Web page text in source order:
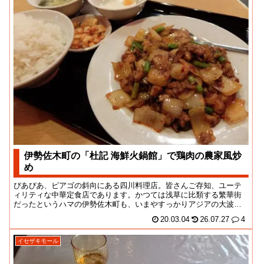
伊勢佐木町の「杜記 海鮮火鍋館」で鶏肉の農家風炒
め
ぴあぴあ、ピアゴの斜向にある四川料理店。皆さんご存知、ユーテ
ィリティな中華定食店であります。かつては浅草に比類する繁華街
だったというハマの伊勢佐木町も、いまやすっかりアジアの大波に
20.03.04 26.07.27 4
イセザキモール